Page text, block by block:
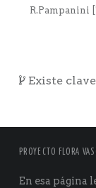
R.Pampanini
Existe
PROYECTO FLORA
En esa página